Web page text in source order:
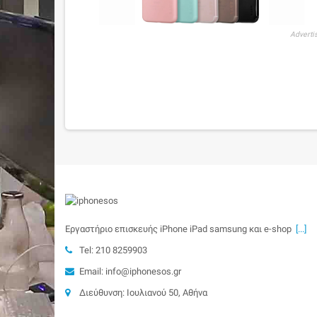
Εργαστήριο επισκευής iPhone iPad samsung και e-shop [...]
Tel: 210 8259903
Email: info@iphonesos.gr
Διεύθυνση: Ιουλιανού 50, Αθήνα